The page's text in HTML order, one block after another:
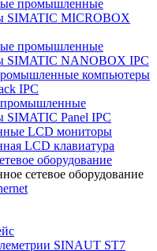
промышленные
SIMATIC MICROBOX
промышленные
SIMATIC NANOBOX IPC
компьютеры
IPC
SIMATIC Panel IPC
LCD мониторы
LCD клавиатура
оборудование
сетевое оборудование
SINAUT ST7